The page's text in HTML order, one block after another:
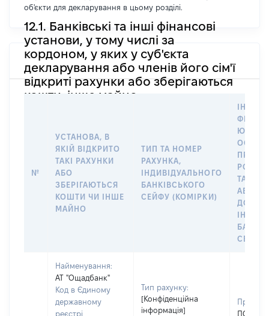
об'єкти для декларування в цьому розділі.
12.1. Банківські та інші фінансові
установи, у тому числі за
кордоном, у яких у суб'єкта
декларування або членів його сім'ї
відкриті рахунки або зберігаються
кошти, інше майно
№
УСТАНОВА, В
ЯКІЙ ВІДКРИТО
ТАКІ РАХУНКИ
АБО
ЗБЕРІГАЮТЬСЯ
КОШТИ ЧИ ІНШЕ
МАЙНО
ТИП ТА НОМЕР
РАХУНКА,
ІНДИВІДУАЛЬНОГО
БАНКІВСЬКОГО
СЕЙФУ (КОМІРКИ)
ПРАВО
ТАКИМ
АБО
ДО
СЕЙФУ
Найменування:
АТ "Ощадбанк"
Код в Єдиному
державному
реєстрі
Тип рахунку:
[Конфіденційна
інформація]